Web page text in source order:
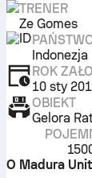
TRENER
Ze Gomes
Indonezja
ROK
10 sty
OBIEKT
Gelora
O Madura